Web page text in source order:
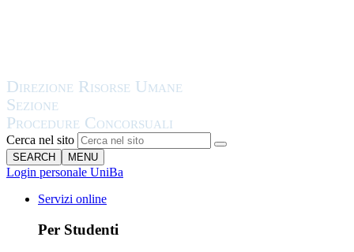
Cerca nel sito
SEARCH MENU
Login personale UniBa
Servizi online
Per Studenti